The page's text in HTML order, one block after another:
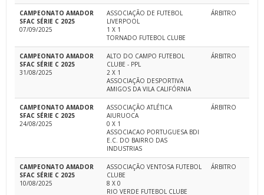
CAMPEONATO AMADOR
SFAC SÉRIE C 2025
07/09/2025
ASSOCIAÇÃO DE FUTEBOL
LIVERPOOL
1 X 1
TORNADO FUTEBOL CLUBE
ÁRBITRO
CAMPEONATO AMADOR
SFAC SÉRIE C 2025
31/08/2025
ALTO DO CAMPO FUTEBOL
CLUBE - PPL
2 X 1
ASSOCIAÇÃO DESPORTIVA
AMIGOS DA VILA CALIFÓRNIA
ÁRBITRO
CAMPEONATO AMADOR
SFAC SÉRIE C 2025
24/08/2025
ASSOCIAÇÃO ATLÉTICA
AIURUOCA
0 X 1
ASSOCIACAO PORTUGUESA BDI
E.C. DO BAIRRO DAS
INDUSTRIAS
ÁRBITRO
CAMPEONATO AMADOR
SFAC SÉRIE C 2025
10/08/2025
ASSOCIAÇÃO VENTOSA FUTEBOL
CLUBE
8 X 0
RIO VERDE FUTEBOL CLUBE
ÁRBITRO